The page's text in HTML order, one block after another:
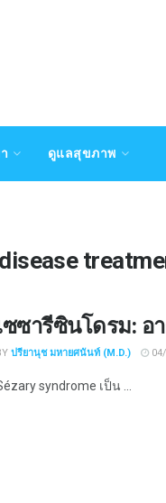
ดูแลสุขภาพ
ซซารีซินโดรม: ​​อ
ปรียานุช มหายศนันท์ (M.D.)
syndrome เป็น ...